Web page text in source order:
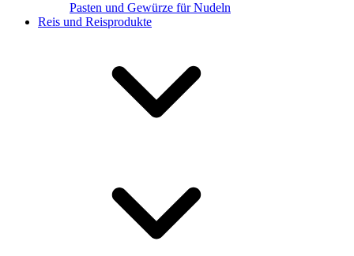
Pasten und Gewürze für Nudeln
Reis und Reisprodukte